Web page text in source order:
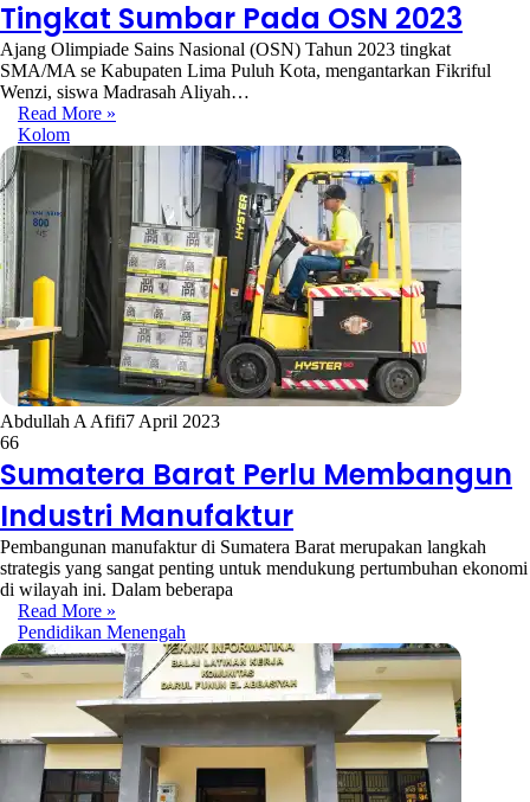
Tingkat Sumbar Pada OSN 2023
Ajang Olimpiade Sains Nasional (OSN) Tahun 2023 tingkat
SMA/MA se Kabupaten Lima Puluh Kota, mengantarkan Fikriful
Wenzi, siswa Madrasah Aliyah…
Read More »
Kolom
Abdullah A Afifi7 April 2023
66
Sumatera Barat Perlu Membangun
Industri Manufaktur
Pembangunan manufaktur di Sumatera Barat merupakan langkah
strategis yang sangat penting untuk mendukung pertumbuhan ekonomi
di wilayah ini. Dalam beberapa
Read More »
Pendidikan Menengah